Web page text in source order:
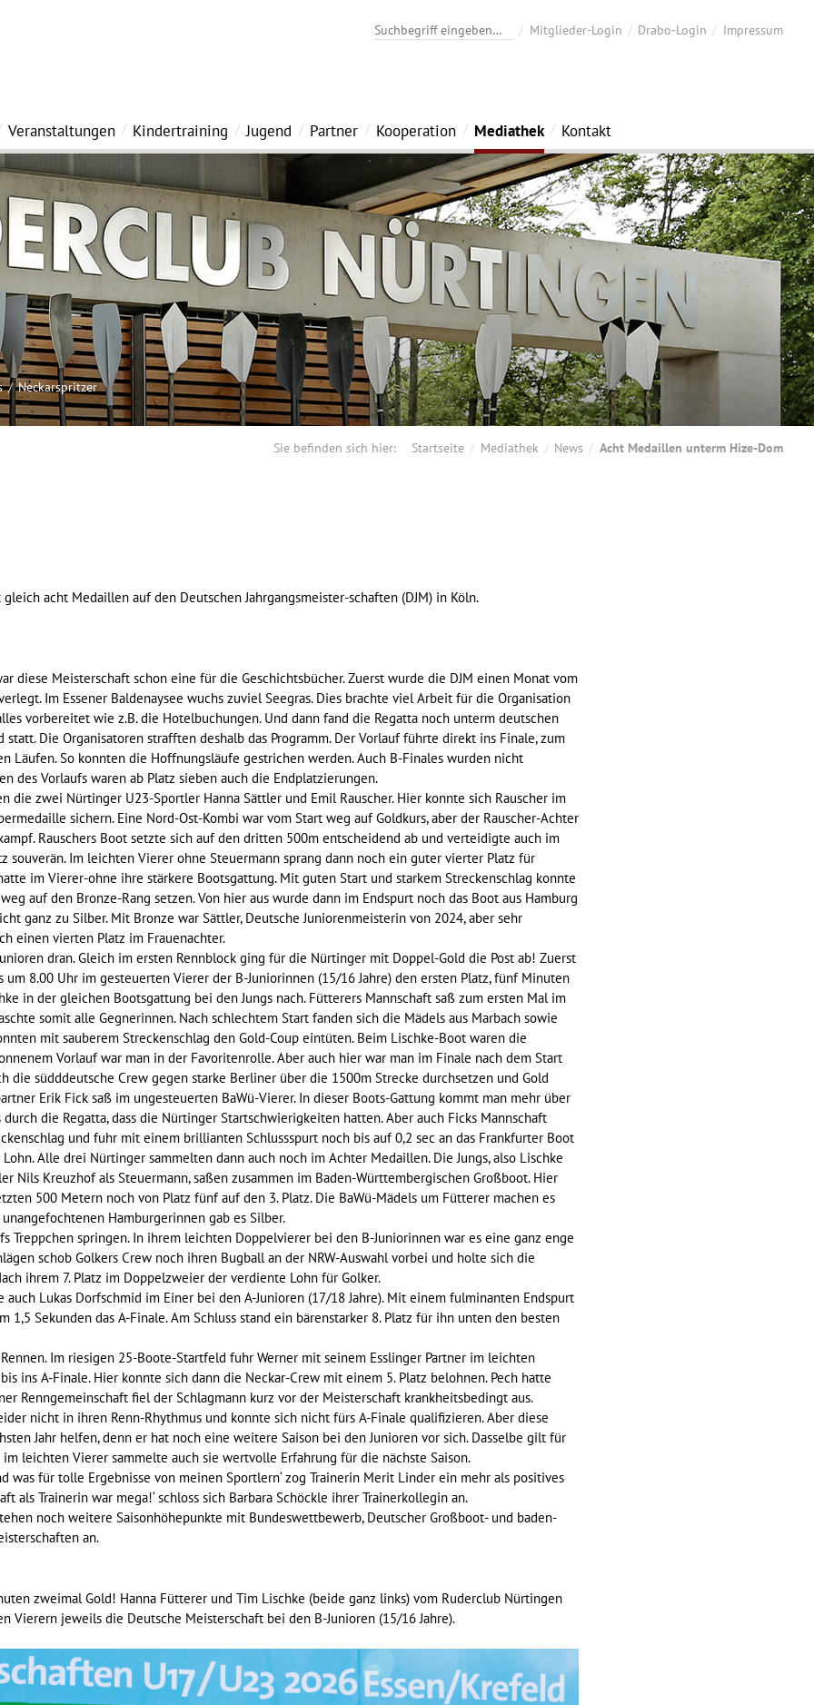
Mitglieder-Login Drabo-Login Impressum
Veranstaltungen Kindertraining Jugend Partner Kooperation Mediathek Kontakt
Neckarspritzer
Sie befinden sich hier: Startseite Mediathek News Acht Medaillen unterm Hize-Dom
acht Medaillen auf den Deutschen Jahrgangsmeister-schaften (DJM) in Köln.
diese Meisterschaft schon eine für die Geschichtsbücher. Zuerst wurde die DJM einen Monat vom
Im Essener Baldenaysee wuchs zuviel Seegras. Dies brachte viel Arbeit für die Organisation
vorbereitet wie z.B. die Hotelbuchungen. Und dann fand die Regatta noch unterm deutschen
statt. Die Organisatoren strafften deshalb das Programm. Der Vorlauf führte direkt ins Finale, zum
Läufen. So konnten die Hoffnungsläufe gestrichen werden. Auch B-Finales wurden nicht
des Vorlaufs waren ab Platz sieben auch die Endplatzierungen.
die zwei Nürtinger U23-Sportler Hanna Sättler und Emil Rauscher. Hier konnte sich Rauscher im
sichern. Eine Nord-Ost-Kombi war vom Start weg auf Goldkurs, aber der Rauscher-Achter
Rauschers Boot setzte sich auf den dritten 500m entscheidend ab und verteidigte auch im
souverän. Im leichten Vierer ohne Steuermann sprang dann noch ein guter vierter Platz für
im Vierer-ohne ihre stärkere Bootsgattung. Mit guten Start und starkem Streckenschlag konnte
auf den Bronze-Rang setzen. Von hier aus wurde dann im Endspurt noch das Boot aus Hamburg
ganz zu Silber. Mit Bronze war Sättler, Deutsche Juniorenmeisterin von 2024, aber sehr
einen vierten Platz im Frauenachter.
dran. Gleich im ersten Rennblock ging für die Nürtinger mit Doppel-Gold die Post ab! Zuerst
8.00 Uhr im gesteuerten Vierer der B-Juniorinnen (15/16 Jahre) den ersten Platz, fünf Minuten
in der gleichen Bootsgattung bei den Jungs nach. Fütterers Mannschaft saß zum ersten Mal im
somit alle Gegnerinnen. Nach schlechtem Start fanden sich die Mädels aus Marbach sowie
mit sauberem Streckenschlag den Gold-Coup eintüten. Beim Lischke-Boot waren die
Vorlauf war man in der Favoritenrolle. Aber auch hier war man im Finale nach dem Start
die südddeutsche Crew gegen starke Berliner über die 1500m Strecke durchsetzen und Gold
Erik Fick saß im ungesteuerten BaWü-Vierer. In dieser Boots-Gattung kommt man mehr über
durch die Regatta, dass die Nürtinger Startschwierigkeiten hatten. Aber auch Ficks Mannschaft
und fuhr mit einem brillianten Schlussspurt noch bis auf 0,2 sec an das Frankfurter Boot
Alle drei Nürtinger sammelten dann auch noch im Achter Medaillen. Die Jungs, also Lischke
Nils Kreuzhof als Steuermann, saßen zusammen im Baden-Württembergischen Großboot. Hier
500 Metern noch von Platz fünf auf den 3. Platz. Die BaWü-Mädels um Fütterer machen es
Hamburgerinnen gab es Silber.
Treppchen springen. In ihrem leichten Doppelvierer bei den B-Juniorinnen war es eine ganz enge
schob Golkers Crew noch ihren Bugball an der NRW-Auswahl vorbei und holte sich die
ihrem 7. Platz im Doppelzweier der verdiente Lohn für Golker.
auch Lukas Dorfschmid im Einer bei den A-Junioren (17/18 Jahre). Mit einem fulminanten Endspurt
1,5 Sekunden das A-Finale. Am Schluss stand ein bärenstarker 8. Platz für ihn unten den besten
Im riesigen 25-Boote-Startfeld fuhr Werner mit seinem Esslinger Partner im leichten
ins A-Finale. Hier konnte sich dann die Neckar-Crew mit einem 5. Platz belohnen. Pech hatte
Renngemeinschaft fiel der Schlagmann kurz vor der Meisterschaft krankheitsbedingt aus.
nicht in ihren Renn-Rhythmus und konnte sich nicht fürs A-Finale qualifizieren. Aber diese
Jahr helfen, denn er hat noch eine weitere Saison bei den Junioren vor sich. Dasselbe gilt für
im leichten Vierer sammelte auch sie wertvolle Erfahrung für die nächste Saison.
was für tolle Ergebnisse von meinen Sportlern‘ zog Trainerin Merit Linder ein mehr als positives
als Trainerin war mega!‘ schloss sich Barbara Schöckle ihrer Trainerkollegin an.
noch weitere Saisonhöhepunkte mit Bundeswettbewerb, Deutscher Großboot- und baden-
an.
zweimal Gold! Hanna Fütterer und Tim Lischke (beide ganz links) vom Ruderclub Nürtingen
Vierern jeweils die Deutsche Meisterschaft bei den B-Junioren (15/16 Jahre).